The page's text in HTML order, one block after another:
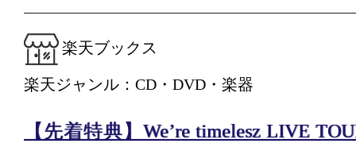
楽天ブックス
楽天ジャンル：CD・DVD・楽器
【先着特典】We’re timelesz LIVE